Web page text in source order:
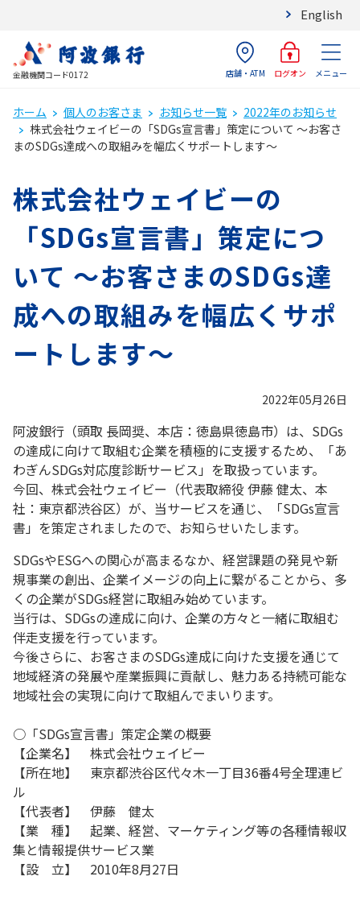
English
金融機関コード0172 店舗・ATM ログオン メニュー
ホーム 個人のお客さま お知らせ一覧
2022年のお知らせ
株式会社ウェイビーの「SDGs宣言書」策定について ～お客さ
まのSDGs達成への取組みを幅広くサポートします～
株式会社ウェイビーの
「SDGs宣言書」策定につ
いて ～お客さまのSDGs達
成への取組みを幅広くサポ
ートします～
2022年05月26日
阿波銀行（頭取 長岡奨、本店：徳島県徳島市）は、SDGs
の達成に向けて取組む企業を積極的に支援するため、「あ
わぎんSDGs対応度診断サービス」を取扱っています。
今回、株式会社ウェイビー（代表取締役 伊藤 健太、本
社：東京都渋谷区）が、当サービスを通じ、「SDGs宣言
書」を策定されましたので、お知らせいたします。
SDGsやESGへの関心が高まるなか、経営課題の発見や新
規事業の創出、企業イメージの向上に繋がることから、多
くの企業がSDGs経営に取組み始めています。
当行は、SDGsの達成に向け、企業の方々と一緒に取組む
伴走支援を行っています。
今後さらに、お客さまのSDGs達成に向けた支援を通じて
地域経済の発展や産業振興に貢献し、魅力ある持続可能な
地域社会の実現に向けて取組んでまいります。
○「SDGs宣言書」策定企業の概要
【企業名】 株式会社ウェイビー
【所在地】 東京都渋谷区代々木一丁目36番4号全理連ビ
ル
【代表者】 伊藤 健太
【業 種】 起業、経営、マーケティング等の各種情報収
集と情報提供サービス業
【設 立】 2010年8月27日